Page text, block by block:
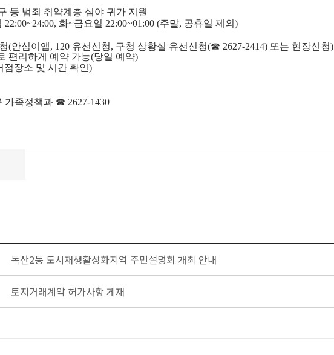
등 범죄 취약계층 심야 귀가 지원
화~금요일 22:00~01:00 (주말, 공휴일 제외)
(안심이앱, 120 유선신청, 구청 상황실 유선신청(☎ 2627-2414) 또는 현장신청)
리하게 예약 가능(당일 예약)
장소 및 시간 확인)
가족정책과 ☎ 2627-1430
독산2동 도시재생활성화지역 주민설명회 개최 안내
토지거래계약 허가사항 게재